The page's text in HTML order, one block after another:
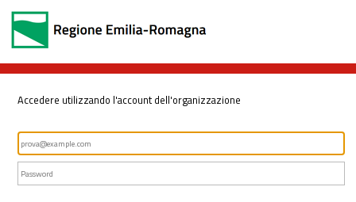
Accedere utilizzando l'account dell'organizzazione